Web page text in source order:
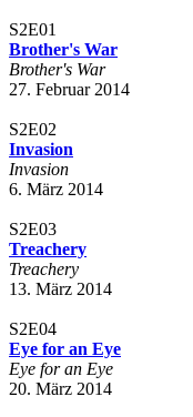
S2E01
Brother's War
Brother's War
27. Februar 2014
S2E02
Invasion
Invasion
6. März 2014
S2E03
Treachery
Treachery
13. März 2014
S2E04
Eye for an Eye
Eye for an Eye
20. März 2014